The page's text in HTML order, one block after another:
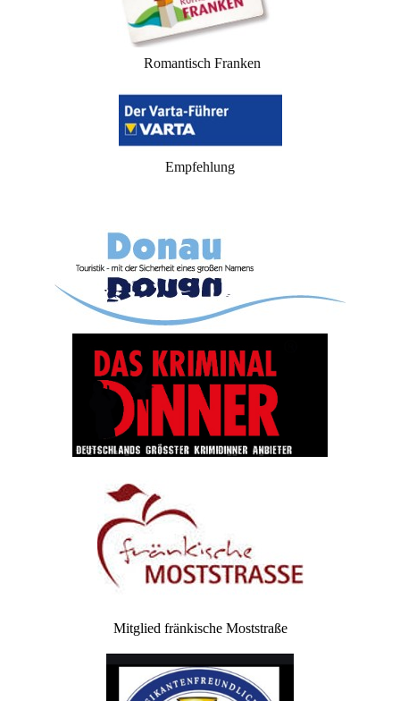
Romantisch Franken
Empfehlung
Mitglied fränkische Moststraße